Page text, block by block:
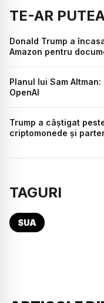
TE-AR
Donald Trump a
Amazon pentru
Planul lui Sam
OpenAI
Trump a câștigat
criptomonede și
TAGURI
SUA